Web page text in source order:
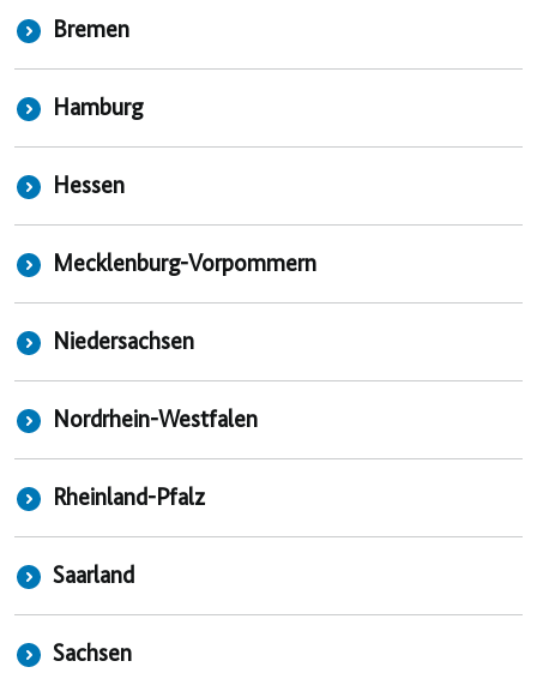
Bremen
Hamburg
Hessen
Mecklenburg-Vorpommern
Niedersachsen
Nordrhein-Westfalen
Rheinland-Pfalz
Saarland
Sachsen